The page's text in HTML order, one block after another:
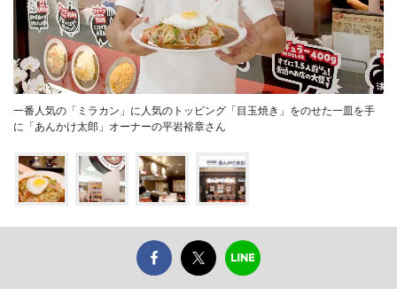
一番人気の「ミラカン」に人気のトッピング「目玉焼き」をのせた一皿を手
に「あんかけ太郎」オーナーの平岩裕章さん